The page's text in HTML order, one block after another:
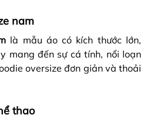
nam
là mẫu áo có kích thước lớn,
mang đến sự cá tính, nổi loạn
oversize đơn giản và thoải
thao